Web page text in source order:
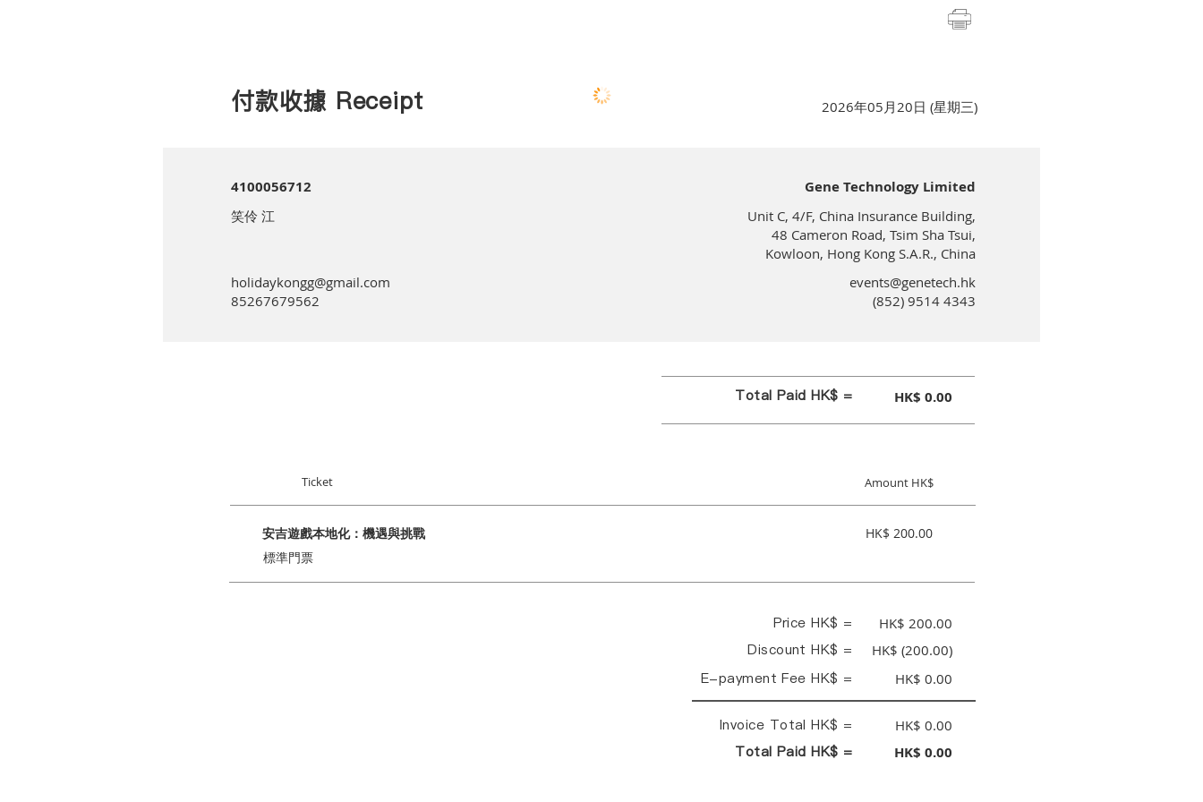
付款收據 Receipt 2026年05月20日 (星期三)
4100056712
笑伶 江
holidaykongg@gmail.com
85267679562
Gene Technology Limited
Unit C, 4/F, China Insurance Building,
48 Cameron Road, Tsim Sha Tsui,
Kowloon, Hong Kong S.A.R., China
events@genetech.hk
(852) 9514 4343
Total Paid HK$ = HK$ 0.00
Ticket Amount HK$
安吉遊戲本地化：機遇與挑戰
HK$ 200.00
標準門票
Price HK$ = HK$ 200.00
Discount HK$ = HK$ (200.00)
E-payment Fee HK$ = HK$ 0.00
Invoice Total HK$ = HK$ 0.00
Total Paid HK$ = HK$ 0.00